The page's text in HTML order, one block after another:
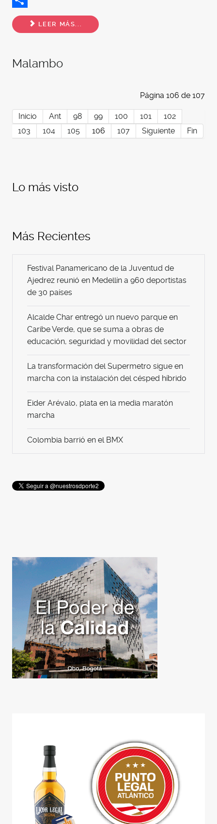
Share
LEER MÁS...
Malambo
Página 106 de 107
Inicio Ant 98 99 100 101
102
103
104 105 106 107 Siguiente Fin
Lo más visto
Más Recientes
Festival Panamericano de la Juventud de
Ajedrez reunió en Medellín a 960 deportistas
de 30 países
Alcalde Char entregó un nuevo parque en
Caribe Verde, que se suma a obras de
educación, seguridad y movilidad del sector
La transformación del Supermetro sigue en
marcha con la instalación del césped híbrido
Eider Arévalo, plata en la media maratón
marcha
Colombia barrió en el BMX